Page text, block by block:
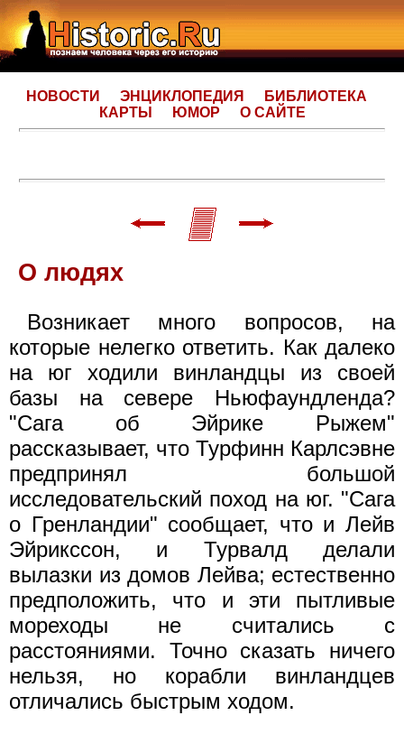
НОВОСТИ ЭНЦИКЛОПЕДИЯ
БИБЛИОТЕКА
КАРТЫ
ЮМОР О САЙТЕ
О людях
Возникает много вопросов, на
которые нелегко ответить. Как далеко
на юг ходили винландцы из своей
базы на севере Ньюфаундленда?
"Сага об Эйрике Рыжем"
рассказывает, что Турфинн Карлсэвне
предпринял большой
исследовательский поход на юг. "Сага
о Гренландии" сообщает, что и Лейв
Эйрикссон, и Турвалд делали
вылазки из домов Лейва; естественно
предположить, что и эти пытливые
мореходы не считались с
расстояниями. Точно сказать ничего
нельзя, но корабли винландцев
отличались быстрым ходом.